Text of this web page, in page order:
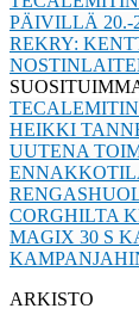
PÄIVILLÄ 20.-
REKRY:
HEIKKI
UUTENA
CORGHILTA
MAGIX 30 S
ARKISTO